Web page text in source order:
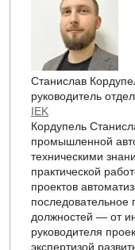
Станислав
руководитель
IEK
Кордупель
промышленной
техническими
практической
проектов
последовательное
должностей — от
руководителя
экспертизой